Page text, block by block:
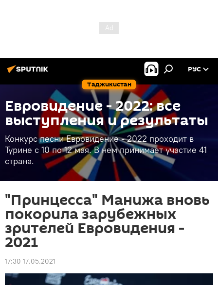
Таджикистан
РУС
Евровидение - 2022: все
выступления и результаты
Конкурс песни Евровидение - 2022 проходит в
Турине с 10 по 12 мая. В нем принимает участие 41
страна.
"Принцесса" Манижа вновь
покорила зарубежных
зрителей Евровидения -
2021
17:30 17.05.2021